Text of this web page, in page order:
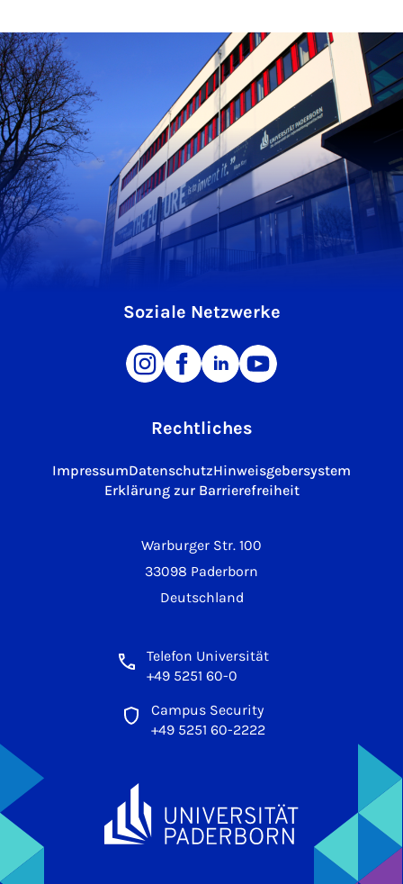
Warburger Str. 100
33098 Paderborn
Deutschland
Telefon Universität
+49 5251 60-0
Campus Security
+49 5251 60-2222
Soziale Netzwerke
Rechtliches
ImpressumDatenschutzHinweisgebersystem
Erklärung zur Barrierefreiheit